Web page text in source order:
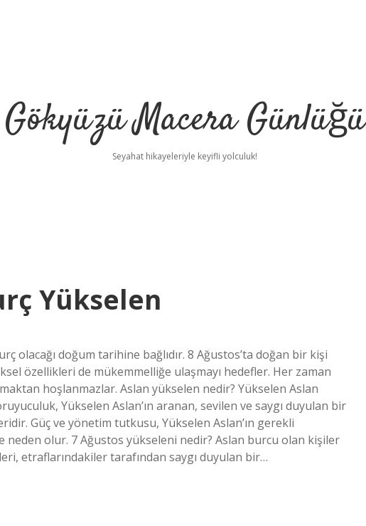
Gökyüzü Macera Günlüğü
Seyahat hikayeleriyle keyifli yolculuk!
Yükselen
olacağı doğum tarihine bağlıdır. 8 Ağustos’ta doğan bir kişi
özellikleri de mükemmelliğe ulaşmayı hedefler. Her zaman
hoşlanmazlar. Aslan yükselen nedir? Yükselen Aslan
Yükselen Aslan’ın aranan, sevilen ve saygı duyulan bir
Güç ve yönetim tutkusu, Yükselen Aslan’ın gerekli
neden olur. 7 Ağustos yükseleni nedir? Aslan burcu olan kişiler
etraflarındakiler tarafından saygı duyulan bir…